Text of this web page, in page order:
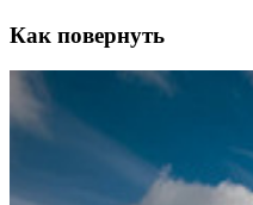
Как повернуть